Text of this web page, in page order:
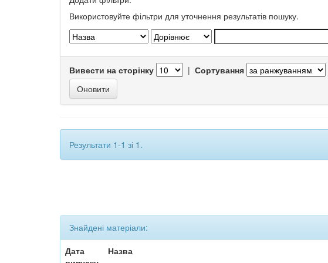
Використовуйте фільтри для уточнення результатів пошуку.
Вивести на сторінку | Сортування
Результати 1-1 зі 1.
Знайдені матеріали:
Дата
Назва